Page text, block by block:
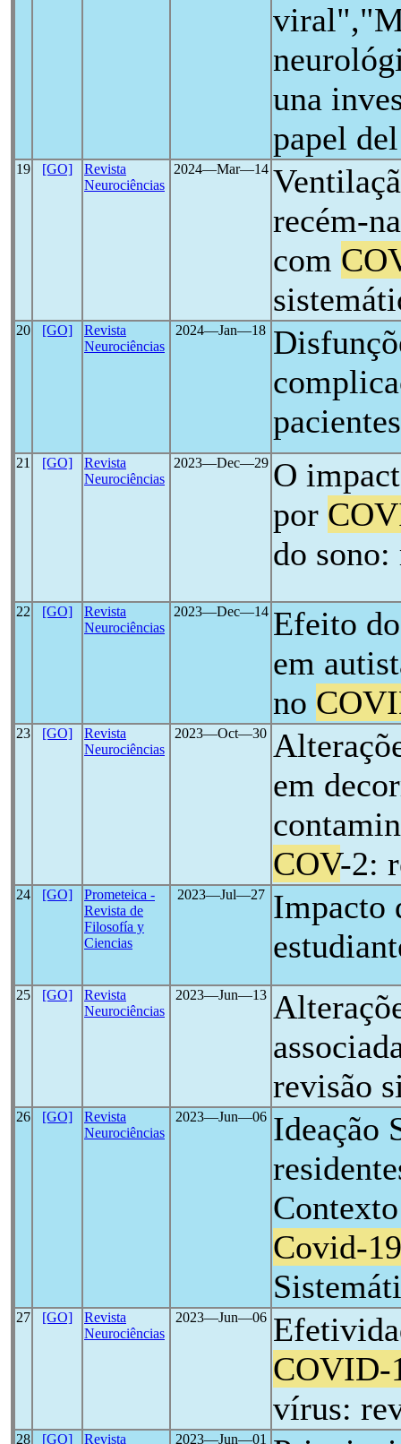
una
papel
19 [GO]
Revista
Neurociências
2024―Mar―14
recém-
com
20 [GO]
Revista
Neurociências
2024―Jan―18
21 [GO]
Revista
Neurociências
2023―Dec―29 O
por
do sono:
22 [GO]
Revista
Neurociências
2023―Dec―14 Efeito
em
no
23 [GO]
Revista
Neurociências
2023―Oct―30
em
COV-2:
24 [GO]
Prometeica -
Revista de
Filosofía y
Ciencias
2023―Jul―27
Impacto
25 [GO]
Revista
Neurociências
2023―Jun―13
revisão
26 [GO]
Revista
Neurociências
2023―Jun―06 Ideação
Covid-19
27 [GO]
Revista
Neurociências
2023―Jun―06
COVID-
vírus:
28 [GO] Revista 2023―Jun―01